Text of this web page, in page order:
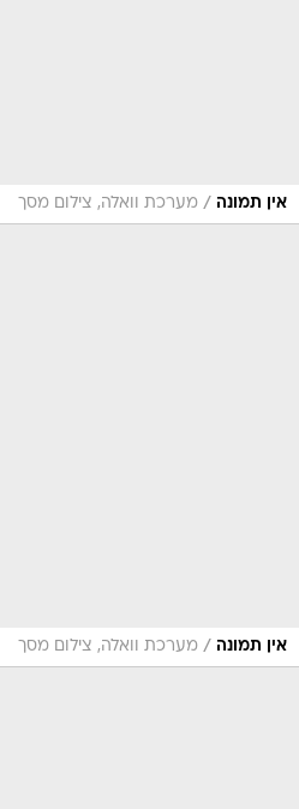
אין תמונה / מערכת וואלה, צילום מסך
אין תמונה / מערכת וואלה, צילום מסך